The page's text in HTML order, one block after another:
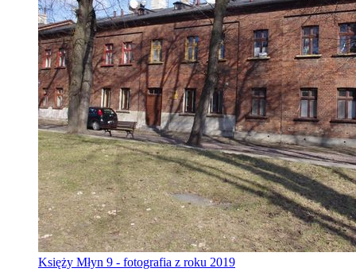
Księży Młyn 9 - fotografia z roku 2019